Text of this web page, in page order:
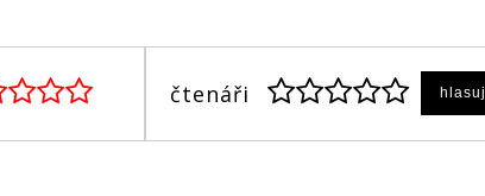
čtenáři hlasuj